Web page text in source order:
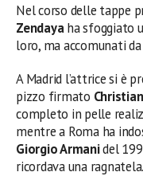
Nel corso delle tappe
Zendayaha sfoggiato
loro, ma accomunati
A Madrid l’attrice si è
pizzo firmato
completo in pelle
mentre a Roma ha
Giorgio Armanidel
ricordava una ragnatela.